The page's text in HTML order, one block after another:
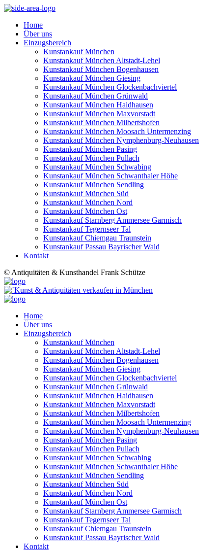
Home
Über uns
Einzugsbereich
Kunstankauf München
Kunstankauf München Altstadt-Lehel
Kunstankauf München Bogenhausen
Kunstankauf München Giesing
Kunstankauf München Glockenbachviertel
Kunstankauf München Grünwald
Kunstankauf München Haidhausen
Kunstankauf München Maxvorstadt
Kunstankauf München Milbertshofen
Kunstankauf München Moosach Untermenzing
Kunstankauf München Nymphenburg-Neuhausen
Kunstankauf München Pasing
Kunstankauf München Pullach
Kunstankauf München Schwabing
Kunstankauf München Schwanthaler Höhe
Kunstankauf München Sendling
Kunstankauf München Süd
Kunstankauf München Nord
Kunstankauf München Ost
Kunstankauf Starnberg Ammersee Garmisch
Kunstankauf Tegernseer Tal
Kunstankauf Chiemgau Traunstein
Kunstankauf Passau Bayrischer Wald
Kontakt
© Antiquitäten & Kunsthandel Frank Schütze
Home
Über uns
Einzugsbereich
Kunstankauf München
Kunstankauf München Altstadt-Lehel
Kunstankauf München Bogenhausen
Kunstankauf München Giesing
Kunstankauf München Glockenbachviertel
Kunstankauf München Grünwald
Kunstankauf München Haidhausen
Kunstankauf München Maxvorstadt
Kunstankauf München Milbertshofen
Kunstankauf München Moosach Untermenzing
Kunstankauf München Nymphenburg-Neuhausen
Kunstankauf München Pasing
Kunstankauf München Pullach
Kunstankauf München Schwabing
Kunstankauf München Schwanthaler Höhe
Kunstankauf München Sendling
Kunstankauf München Süd
Kunstankauf München Nord
Kunstankauf München Ost
Kunstankauf Starnberg Ammersee Garmisch
Kunstankauf Tegernseer Tal
Kunstankauf Chiemgau Traunstein
Kunstankauf Passau Bayrischer Wald
Kontakt